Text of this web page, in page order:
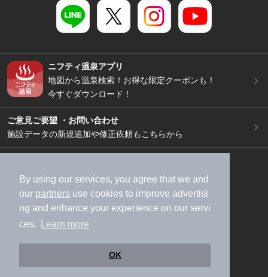
By using our services, you agree that we and
our partners use cookies to improve advertisi
ng and enhance your experience on our servi
ces.
Learn more
OK
ニフティ温泉アプリ
地図から温泉検索！お得な限定クーポンも！
今すぐダウンロード！
ご意見ご要望 ・お問い合わせ
施設データの新規追加や修正依頼もこちらから
加盟店募集（資料請求）
広告出稿のご案内
利用規約
ライフスタイルMEMBERS+規約
特定商取引法に基づく表記
ヘルプ
採用情報
運営会社